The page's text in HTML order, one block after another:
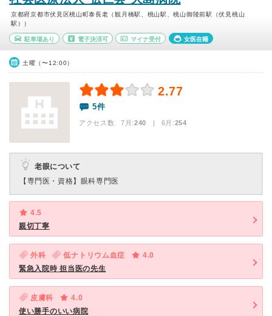
京都府京都市伏見区桃山町泰長老（観月橋駅、桃山駅、桃山御陵前駅（伏見桃山
駅））
駐車場あり 電子決済可 マイナ受付 女医在籍
土曜（〜12:00）
2.77
5件
アクセス数 7月:240 | 6月:254
老眼について
【専門医・資格】 眼科専門医
4.5
親切丁寧
外科 低ナトリウム血症
4.0
緊急入院時 担当医の先生
皮膚科
4.0
使い勝手のいい病院